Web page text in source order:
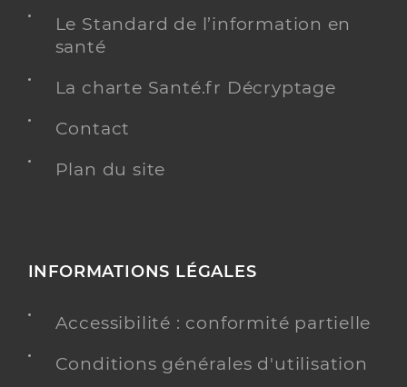
Le Standard de l’information en
santé
La charte Santé.fr Décryptage
Contact
Plan du site
INFORMATIONS LÉGALES
Accessibilité : conformité partielle
Conditions générales d'utilisation